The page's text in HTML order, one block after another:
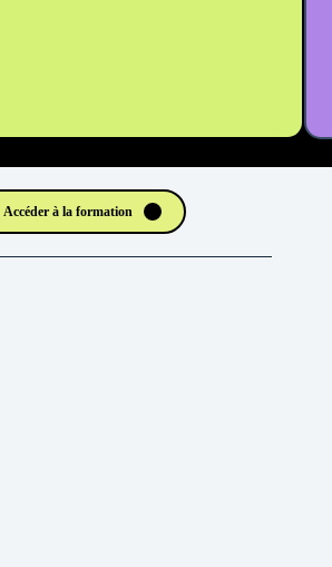
Accéder à la formation